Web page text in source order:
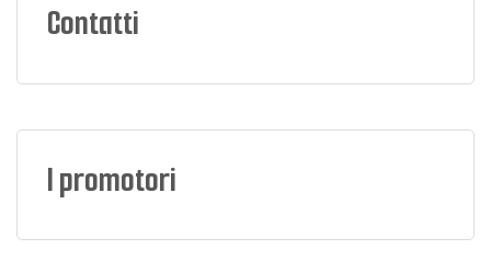
Contatti
I promotori